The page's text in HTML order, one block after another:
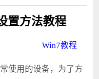
置方法教程
Win7教程
用的设备，为了方